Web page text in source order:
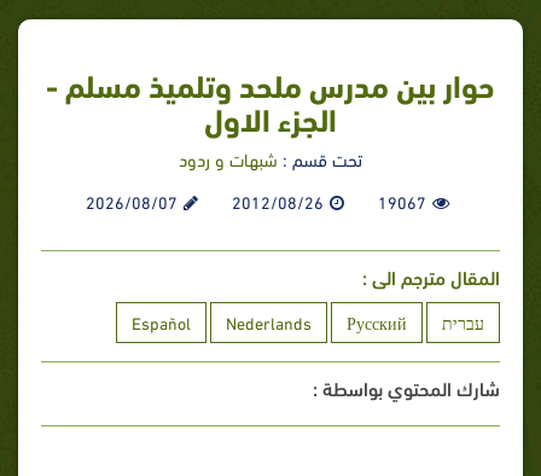
حوار بين مدرس ملحد وتلميذ مسلم -
الجزء الاول
تحت قسم : شبهات و ردود
19067
2012/08/26
2026/08/07
المقال مترجم الى :
עברית Русский
Nederlands
Español
شارك المحتوي بواسطة :